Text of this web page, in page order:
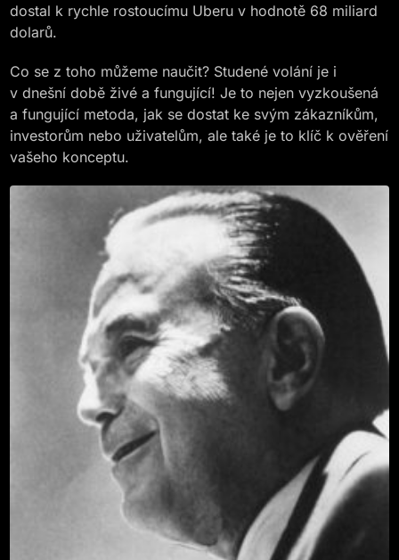
dostal k rychle rostoucímu Uberu v hodnotě 68 miliard
dolarů.
Co se z toho můžeme naučit? Studené volání je i
v dnešní době živé a fungující! Je to nejen vyzkoušená
a fungující metoda, jak se dostat ke svým zákazníkům,
investorům nebo uživatelům, ale také je to klíč k ověření
vašeho konceptu.